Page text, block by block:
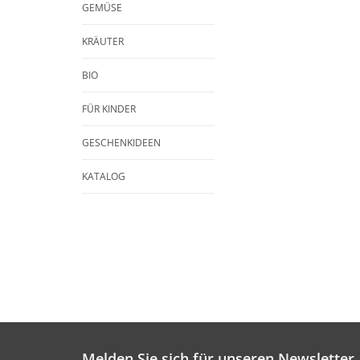
GEMÜSE
KRÄUTER
BIO
FÜR KINDER
GESCHENKIDEEN
KATALOG